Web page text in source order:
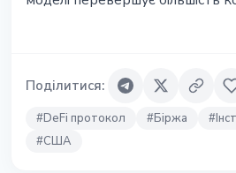
Поділитися:
#DeFi протокол #Біржа #
#США